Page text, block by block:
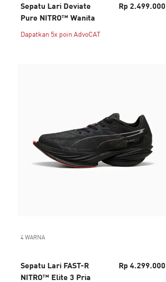
Sepatu Lari Deviate
Pure NITRO™ Wanita
Rp 2.499.000
Dapatkan 5x poin AdvoCAT
4 WARNA
Sepatu Lari FAST-R
NITRO™ Elite 3 Pria
Rp 4.299.000